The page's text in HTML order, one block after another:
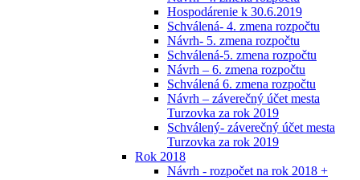
Hospodárenie k 30.6.2019
Schválená- 4. zmena rozpočtu
Návrh- 5. zmena rozpočtu
Schválená-5. zmena rozpočtu
Návrh – 6. zmena rozpočtu
Schválená 6. zmena rozpočtu
Návrh – záverečný účet mesta
Turzovka za rok 2019
Schválený- záverečný účet mesta
Turzovka za rok 2019
Rok 2018
Návrh - rozpočet na rok 2018 +